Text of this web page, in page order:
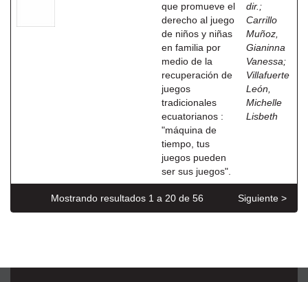
que promueve el
derecho al juego
de niños y niñas
en familia por
medio de la
recuperación de
juegos
tradicionales
ecuatorianos :
"máquina de
tiempo, tus
juegos pueden
ser sus juegos".
dir. ;
Carrillo
Muñoz,
Gianinna
Vanessa;
Villafuerte
León,
Michelle
Lisbeth
Mostrando resultados 1 a 20 de 56 Siguiente >